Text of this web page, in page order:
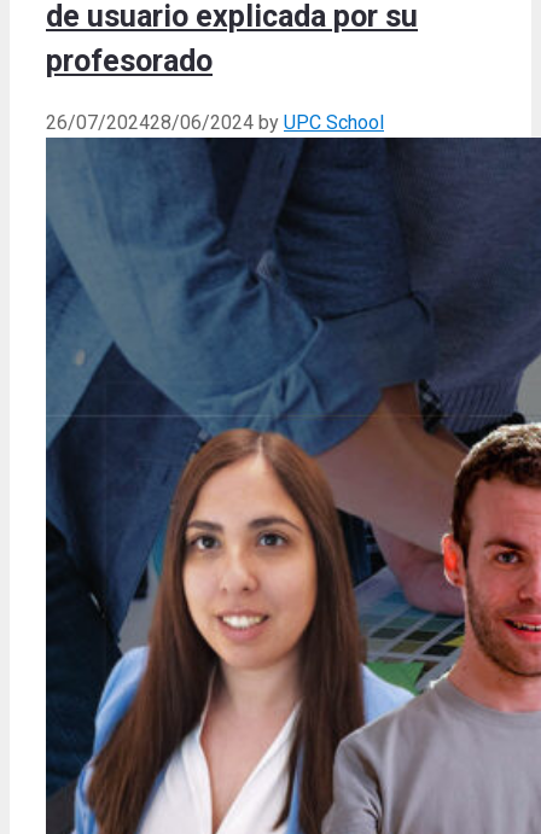
de usuario explicada por su
profesorado
26/07/202428/06/2024 by UPC School